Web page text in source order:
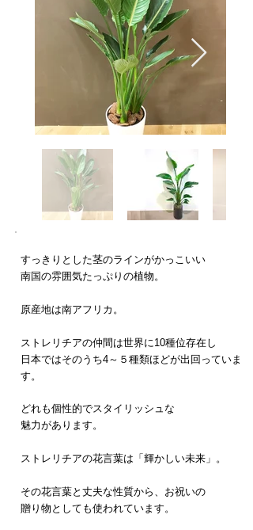
すっきりとした茎のラインがかっこいい
南国の雰囲気たっぷりの植物。
原産地は南アフリカ。
​ストレリチアの仲間は世界に10種位存在し
日本ではそのうち4～５種類ほどが出回っていま
す。
どれも個性的でスタイリッシュな
魅力があります。
ストレリチアの花言葉は「輝かしい未来」。
​その花言葉と丈夫な性質から、お祝いの
贈り物としても使われています。